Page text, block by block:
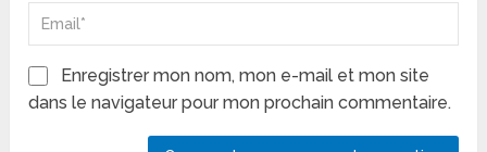
Enregistrer mon nom, mon e-mail et mon site
dans le navigateur pour mon prochain commentaire.